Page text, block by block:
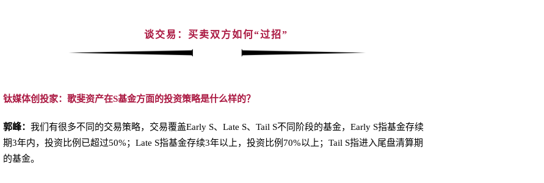
谈交易：买卖双方如何“过招”
钛媒体创投家：歌斐资产在S基金方面的投资策略是什么样的？
郭峰： 我们有很多不同的交易策略，交易覆盖Early S、Late S、Tail S不同阶段的基金，Early S指基金存续
期3年内，投资比例已超过50%；Late S指基金存续3年以上，投资比例70%以上；Tail S指进入尾盘清算期
的基金。